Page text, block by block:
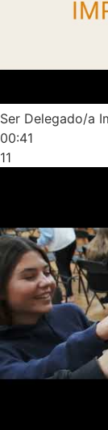
Ser Delegado/a
00:41
11